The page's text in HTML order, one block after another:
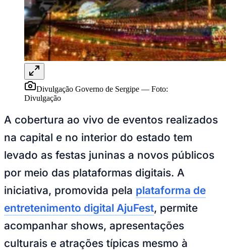
Anuncie Regional
Guia de Empresas
Vagas na RegiãoNovo
Hub de Negócios
Guia Comercial
Selo Verificado
Portal Educacional
Agenda de Vestibulares
Vagas de Emprego
Concursos
Panorama Econômico
Panorama Econômico
Para Sua Empresa
Anuncie no Portal
Verificar Empresa
Novo
Anunciar VagasNovo
Publicidade Legal
NBA
NFL
Fórmula 1
UFC
Divulgação Governo de Sergipe — Foto:
Divulgação
A cobertura ao vivo de eventos realizados
na capital e no interior do estado tem
levado as festas juninas a novos públicos
por meio das plataformas digitais. A
iniciativa, promovida pela plataforma de
entretenimento digital AjuFest, permite
acompanhar shows, apresentações
culturais e atrações típicas mesmo à